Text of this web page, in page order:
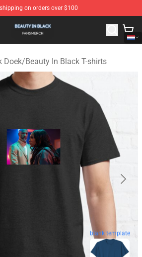
shipping on orders over $100
- Official Beauty In Black
Doek/Beauty In Black T-shirts
blank template